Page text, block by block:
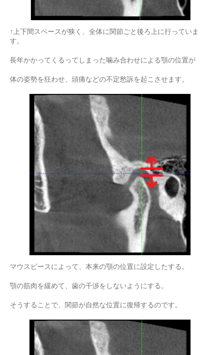
↑上下間スペースが狭く、全体に関節ごと後ろ上に行っていま
す。
長年かかってくるってしまった噛み合わせによる顎の位置が
体の姿勢を狂わせ、頭痛などの不定愁訴を起こさせます。
マウスピースによって、本来の顎の位置に設定したする。
顎の筋肉を緩めて、歯の干渉をしないようにする。
そうすることで、関節が自然な位置に復帰するのです。